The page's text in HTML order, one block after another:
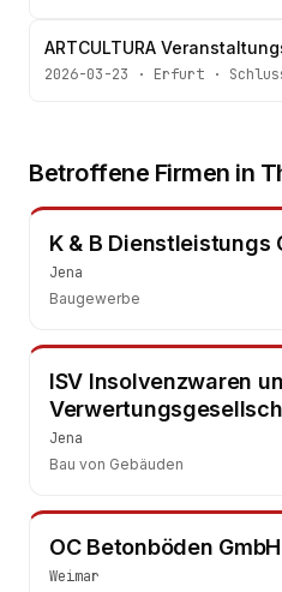
ARTCULTURA
2026-03-23 · Erfurt ·
Betroffene Firmen in
K & B Dienstleistungs
Jena
Baugewerbe
ISV Insolvenzwaren
Jena
Bau von Gebäuden
OC Betonböden GmbH
Weimar